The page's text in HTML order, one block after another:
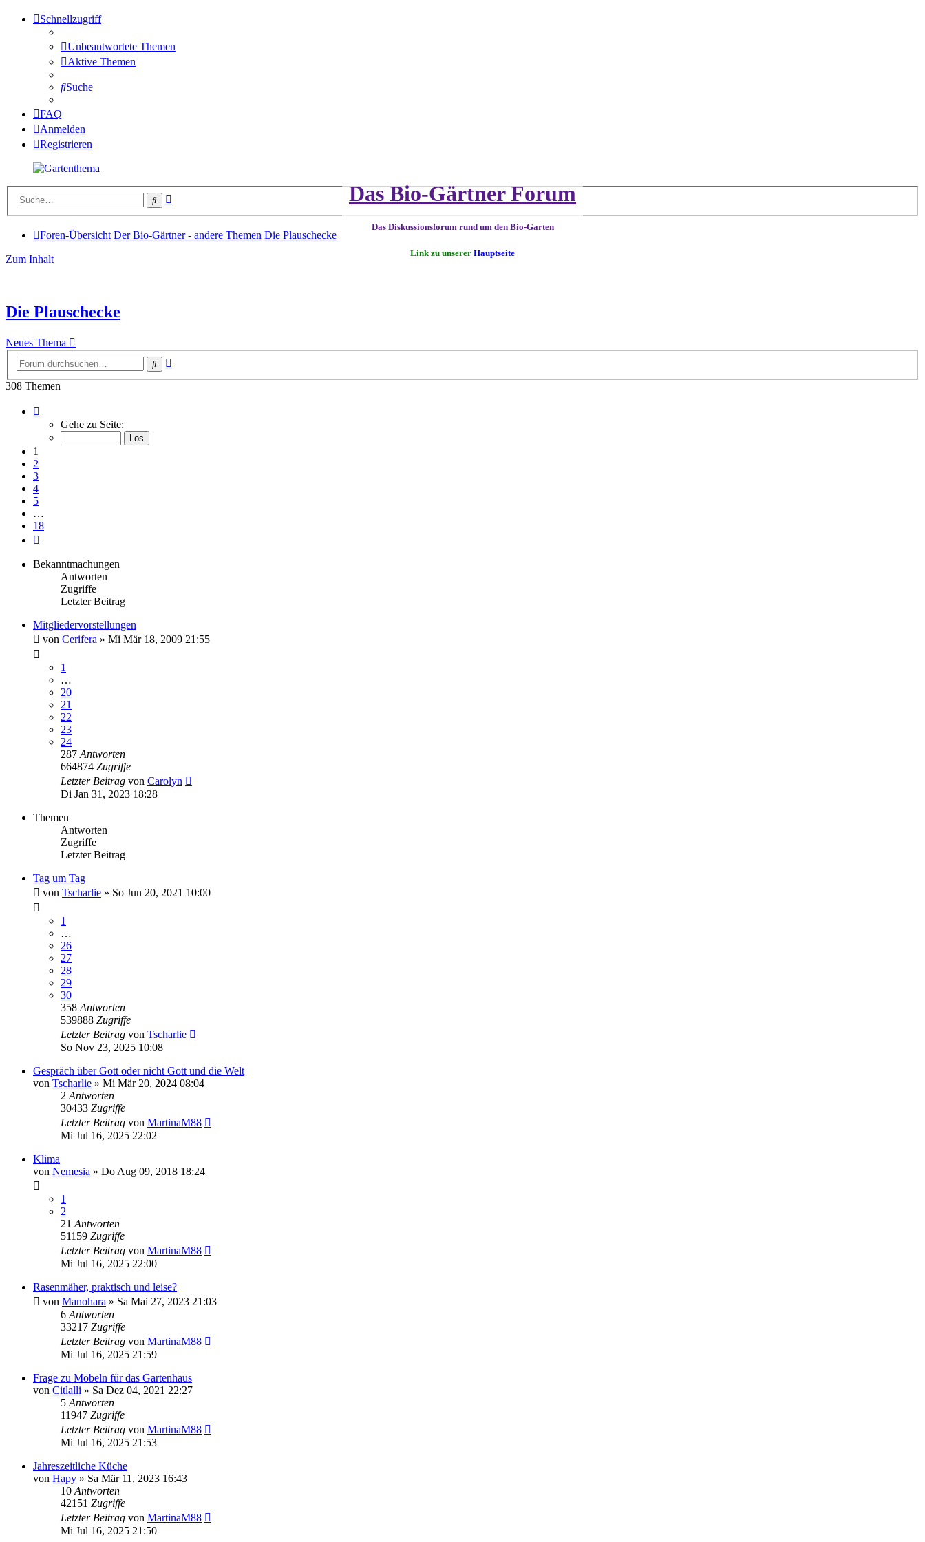
Schnellzugriff
Unbeantwortete Themen
Aktive Themen
Suche
FAQ
Anmelden
Registrieren
Das Bio-Gärtner Forum
Das Diskussionsforum rund um den Bio-Garten
Link zu unserer Hauptseite
Suche
Foren-Übersicht Der Bio-Gärtner - andere Themen Die Plauschecke
Zum Inhalt
Die Plauschecke
Neues Thema
Suche
308 Themen
von
Gehe zu Seite:
1
2
3
4
5
…
18
Bekanntmachungen
Antworten
Zugriffe
Letzter Beitrag
Mitgliedervorstellungen
von Cerifera » Mi Mär 18, 2009 21:55
1
…
20
21
22
23
24
287 Antworten
664874 Zugriffe
Letzter Beitrag von Carolyn
Di Jan 31, 2023 18:28
Themen
Antworten
Zugriffe
Letzter Beitrag
Tag um Tag
von Tscharlie » So Jun 20, 2021 10:00
1
…
26
27
28
29
30
358 Antworten
539888 Zugriffe
Letzter Beitrag von Tscharlie
So Nov 23, 2025 10:08
Gespräch über Gott oder nicht Gott und die Welt
von Tscharlie » Mi Mär 20, 2024 08:04
2 Antworten
30433 Zugriffe
Letzter Beitrag von MartinaM88
Mi Jul 16, 2025 22:02
Klima
von Nemesia » Do Aug 09, 2018 18:24
1
2
21 Antworten
51159 Zugriffe
Letzter Beitrag von MartinaM88
Mi Jul 16, 2025 22:00
Rasenmäher, praktisch und leise?
von Manohara » Sa Mai 27, 2023 21:03
6 Antworten
33217 Zugriffe
Letzter Beitrag von MartinaM88
Mi Jul 16, 2025 21:59
Frage zu Möbeln für das Gartenhaus
von Citlalli » Sa Dez 04, 2021 22:27
5 Antworten
11947 Zugriffe
Letzter Beitrag von MartinaM88
Mi Jul 16, 2025 21:53
Jahreszeitliche Küche
von Hapy » Sa Mär 11, 2023 16:43
10 Antworten
42151 Zugriffe
Letzter Beitrag von MartinaM88
Mi Jul 16, 2025 21:50